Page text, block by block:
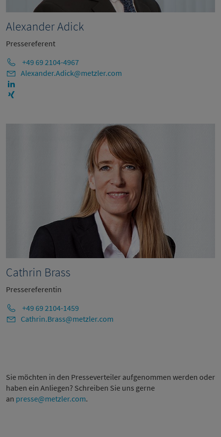
Alexander Adick
Pressereferent
+49 69 2104-4967
Alexander.Adick@metzler.com
Cathrin Brass
Pressereferentin
+49 69 2104-1459
Cathrin.Brass@metzler.com
Sie möchten in den Presseverteiler aufgenommen werden oder
haben ein Anliegen? Schreiben Sie uns gerne
an presse@metzler.com.